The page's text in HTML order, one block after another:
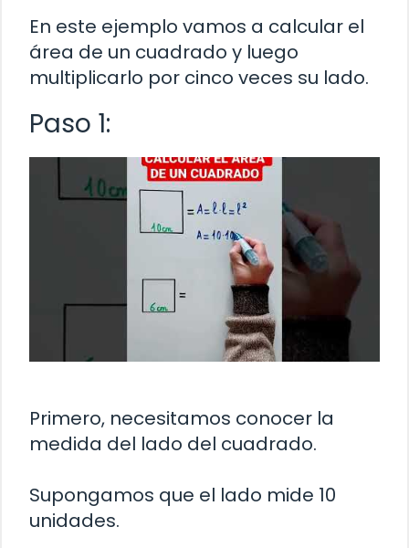
En este ejemplo vamos a calcular el
área de un cuadrado y luego
multiplicarlo por cinco veces su lado.
Paso 1:
Primero, necesitamos conocer la
medida del lado del cuadrado.
Supongamos que el lado mide 10
unidades.